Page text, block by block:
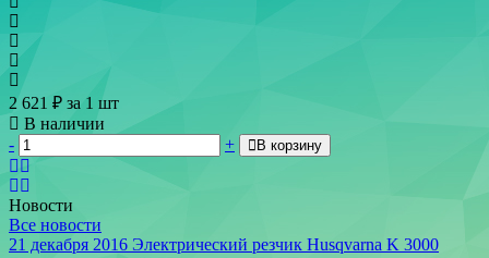
2 621 ₽ за 1 шт
В наличии
-
+ В корзину
Новости
Все новости
21 декабря 2016 Электрический резчик Husqvarna K 3000